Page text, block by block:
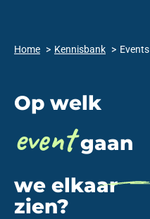
Home Kennisbank Events
Op welk
eventgaan
we elkaar
zien?